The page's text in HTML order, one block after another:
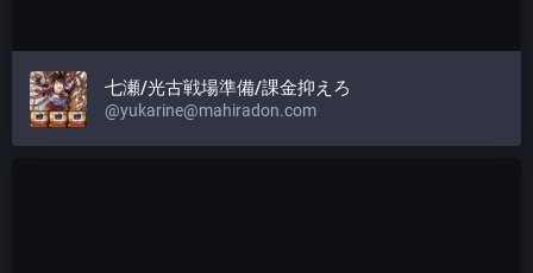
七瀬/光古戦場準備/課金抑えろ
@yukarine@mahiradon.com